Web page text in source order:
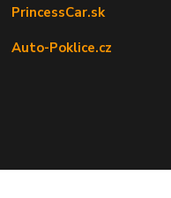
PrincessCar.sk
Auto-Poklice.cz